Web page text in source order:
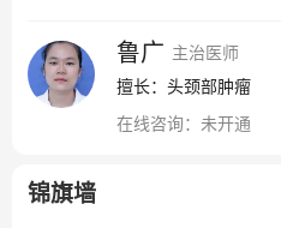
鲁广 主治医师
擅长：头颈部肿瘤
在线咨询： 未开通
锦旗墙